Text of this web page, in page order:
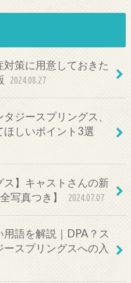
対策に用意しておきた
2024.08.27
ジースプリングス、
しいポイント3選
ス】キャストさんの新
写真つき】
2024.07.07
用語を解説｜DPA？ス
スプリングスへの入